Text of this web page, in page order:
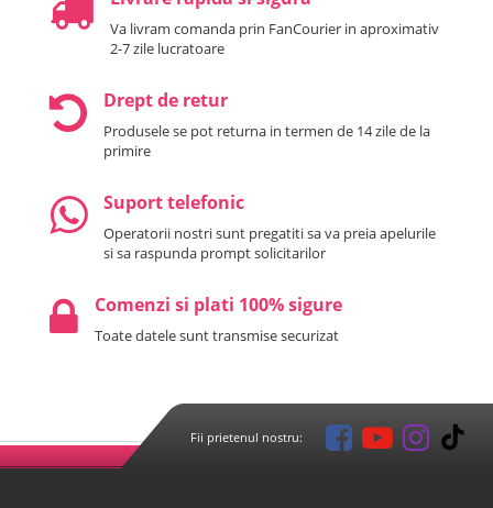
Va livram comanda prin FanCourier in aproximativ
2-7 zile lucratoare
Drept de retur
Produsele se pot returna in termen de 14 zile de la
primire
Suport telefonic
Operatorii nostri sunt pregatiti sa va preia apelurile
si sa raspunda prompt solicitarilor
Comenzi si plati 100% sigure
Toate datele sunt transmise securizat
Fii prietenul nostru: